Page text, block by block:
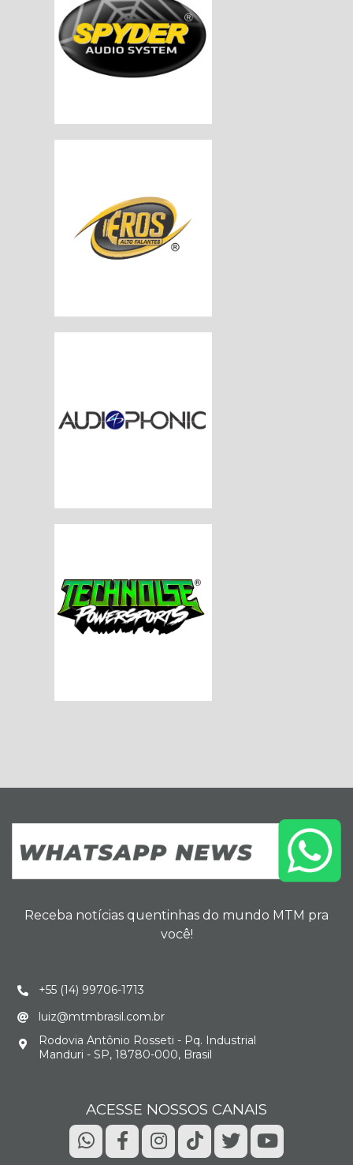
Receba notícias quentinhas do mundo MTM pra
você!
+55 (14) 99706-1713
luiz@mtmbrasil.com.br
Rodovia Antônio Rosseti - Pq. Industrial
Manduri - SP, 18780-000, Brasil
ACESSE NOSSOS CANAIS